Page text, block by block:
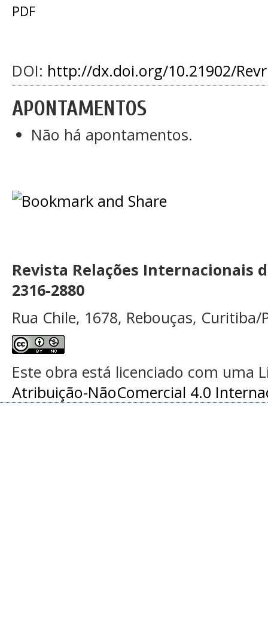
PDF
DOI: http://dx.doi.org/10.21902/
APONTAMENTOS
Não há apontamentos.
Revista Relações Internacionais
2316-2880
Rua Chile, 1678, Rebouças, Curitiba/
Este obra está licenciado com uma
Atribuição-NãoComercial 4.0